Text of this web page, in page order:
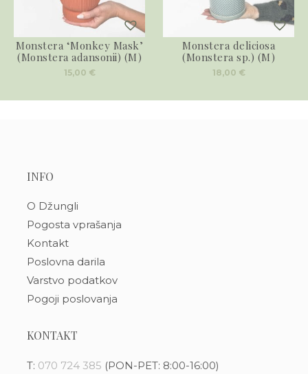
Monstera ‘Monkey Mask’
(Monstera adansonii) (M)
15,00 €
Monstera deliciosa
(Monstera sp.) (M)
18,00 €
INFO
O Džungli
Pogosta vprašanja
Kontakt
Poslovna darila
Varstvo podatkov
Pogoji poslovanja
KONTAKT
T: 070 724 385 (PON-PET: 8:00-16:00)